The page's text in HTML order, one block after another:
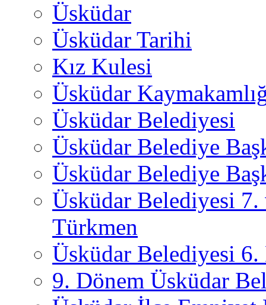
Üsküdar
Üsküdar Tarihi
Kız Kulesi
Üsküdar
Üsküdar Belediyesi
Üsküdar Belediye
Üsküdar Belediye
Üsküdar Belediyesi
Türkmen
Üsküdar Belediyesi 6.
9. Dönem Üsküdar